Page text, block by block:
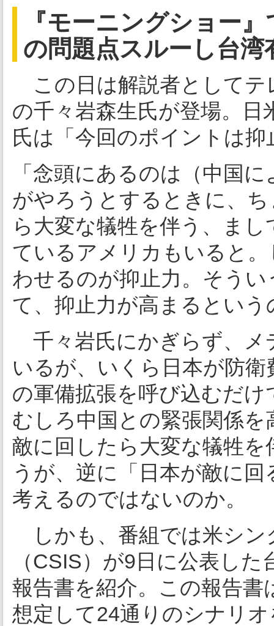
『モーニングショー
の問題点スルーし台湾
この日は解説者としてテ
の千々岩森生氏が登場。
氏は「今回のポイントは
「念頭にあるのは（中国
がやろうとするときに、
ら大変な犠牲を伴う、ま
ているアメリカもいると
わせるのが抑止力。そう
て、抑止力が高まるとい
千々岩氏にかぎらず、メ
いるが、いくら日本が防
の軍備拡張を呼び込むだ
むしろ中国との緊張関係
敵に回したら大変な犠牲
うが、逆に「日本が敵に
考えるのではないのか。
しかも、番組では米シン
（CSIS）が9日に公表し
報告書を紹介。この報告
想定して24通りのシナリ